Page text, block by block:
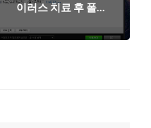
이러스 치료 후 폴더
방법